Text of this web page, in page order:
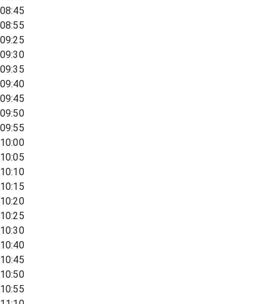
08:45
08:55
09:25
09:30
09:35
09:40
09:45
09:50
09:55
10:00
10:05
10:10
10:15
10:20
10:25
10:30
10:40
10:45
10:50
10:55